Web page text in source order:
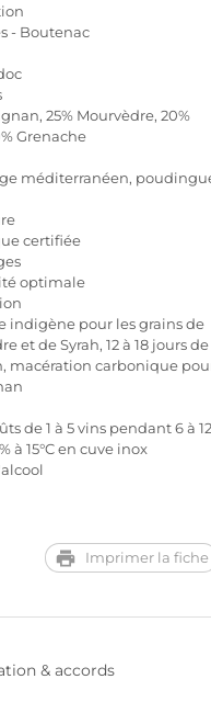
- Boutenac
25% Mourvèdre, 20%
Grenache
méditerranéen,
certifiée
optimale
indigène pour les grains de
et de Syrah, 12 à 18 jours de
macération carbonique
de 1 à 5 vins pendant 6 à 12
à 15°C en cuve inox
Imprimer la fiche
& accords